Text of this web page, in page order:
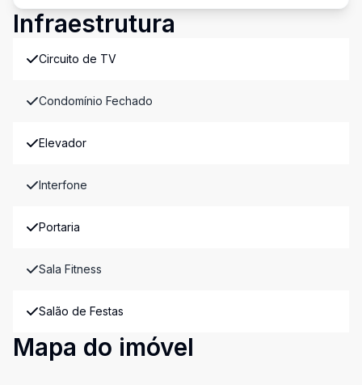
Infraestrutura
Circuito de TV
Condomínio Fechado
Elevador
Interfone
Portaria
Sala Fitness
Salão de Festas
Mapa do imóvel